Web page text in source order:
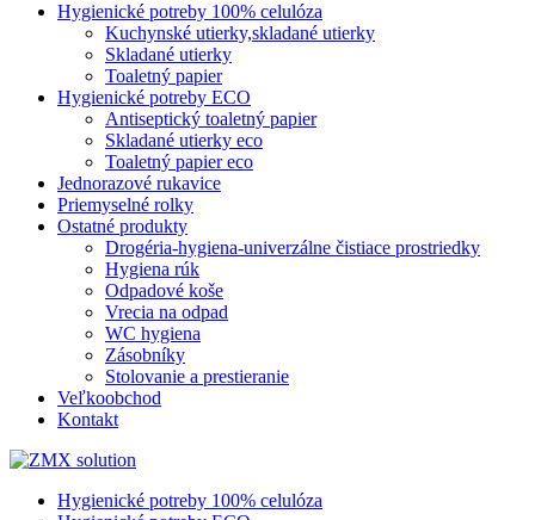
Hygienické potreby 100% celulóza
Kuchynské utierky,skladané utierky
Skladané utierky
Toaletný papier
Hygienické potreby ECO
Antiseptický toaletný papier
Skladané utierky eco
Toaletný papier eco
Jednorazové rukavice
Priemyselné rolky
Ostatné produkty
Drogéria-hygiena-univerzálne čistiace prostriedky
Hygiena rúk
Odpadové koše
Vrecia na odpad
WC hygiena
Zásobníky
Stolovanie a prestieranie
Veľkoobchod
Kontakt
Hygienické potreby 100% celulóza